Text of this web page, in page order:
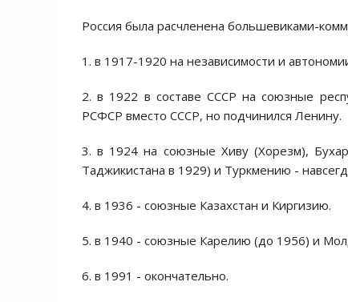
Россия была расчленена большевиками-
1. в 1917-1920 на независимости и
2. в 1922 в составе СССР на союзные
РСФСР вместо СССР, но подчинился Ленину.
3. в 1924 на союзные Хиву (Хорезм),
Таджикистана в 1929) и Туркмению -
4. в 1936 - союзные Казахстан и Киргизию.
5. в 1940 - союзные Карелию (до 1956) и
6. в 1991 - окончательно.